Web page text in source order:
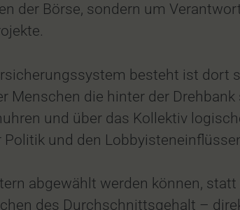
der Börse, sondern um
besteht ist
Menschen die hinter der
und über das Kollektiv
und den
abgewählt werden können,
des Durchschnittsgehalt –